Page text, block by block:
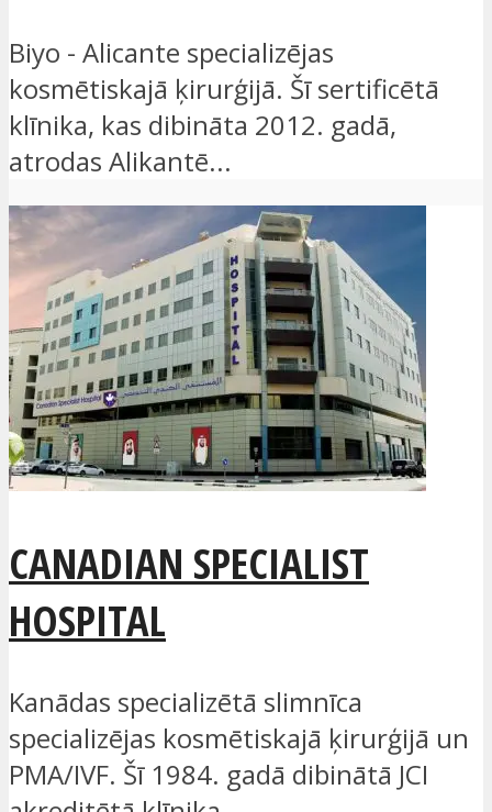
Biyo - Alicante specializējas
kosmētiskajā ķirurģijā. Šī sertificētā
klīnika, kas dibināta 2012. gadā,
atrodas Alikantē...
CANADIAN SPECIALIST
HOSPITAL
Kanādas specializētā slimnīca
specializējas kosmētiskajā ķirurģijā un
PMA/IVF. Šī 1984. gadā dibinātā JCI